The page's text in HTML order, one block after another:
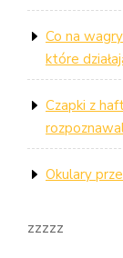
Co na
które
Czapki z
Okulary
zzzzz